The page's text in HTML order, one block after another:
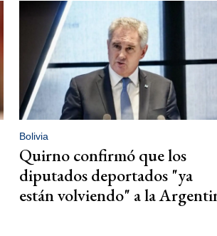
Bolivia
Quirno confirmó que los
diputados deportados "ya
están volviendo" a la